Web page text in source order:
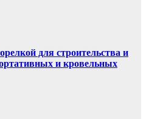
для строительства и
и кровельных